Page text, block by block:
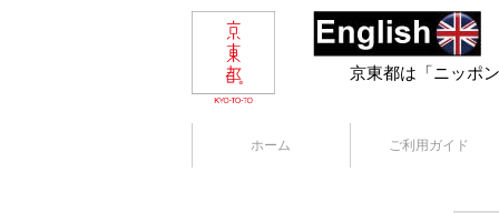
京東都は「ニッポ
ホーム ご利用ガイド